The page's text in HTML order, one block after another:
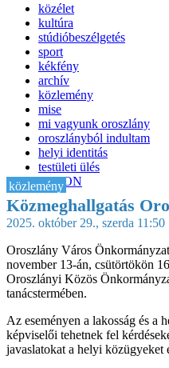
közélet
kultúra
stúdióbeszélgetés
sport
kékfény
archív
közlemény
mise
mi vagyunk oroszlány
oroszlányból indultam
helyi identitás
testületi ülés
IT-HON
közlemény
Közmeghallgatás
2025. október 29., szerda 11:50
Oroszlány Város
november 13-án, csütörtökön
Oroszlányi Közös
tanácstermében.
Az eseményen a lakosság és a
képviselői tehetnek fel
javaslatokat a helyi közügyeket